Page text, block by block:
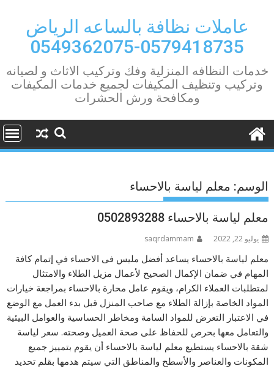
contentعاملات نظافة بالساعه الرياض
0579418735-0549362075
خدمات النظافه المنزلية وفك وتركيب الاثاث و لصيانه
وتركيب وتنظيف المكيفات لجميع خدمات المكيفات
ومكافحة ورش الحشرات
الوسم: معلم لياسة بالاحساء
معلم لياسة بالاحساء 0502893288
يوليو 22, 2022 saqrdammam
معلم لياسة بالاحساء يساعد أفضل مليس فى الاحساء في إتمام كافة
المهام في ضمان الإكمال الصحيح لأعمال مزيل الطلاء والامتثال
لمتطلبات العملاء الكرام، ويقوم عامل محارة بالاحساء بمراجعة خيارات
المواد الخاصة بإزالة الطلاء مع صاحب المنزل قبل بدء العمل مع الوضع
في الاعتبار التعرض للمواد السامة ومخاطر الحساسية والعوامل البيئية
والتعامل معها بحرص للحفاظ على صحة العميل وصحته. سعر لياسة
شقة بالاحساء يستطيع معلم لياسة بالاحساء أن يقوم بتمييز جميع
المكونات والعناصر والأسطح والمناطق التي سيتم هدمها بقلم تحديد